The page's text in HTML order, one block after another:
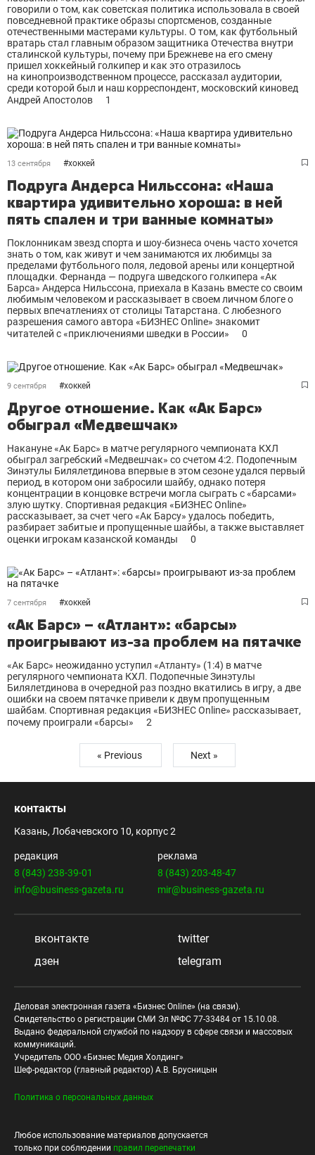
говорили о том, как советская политика использовала в своей
повседневной практике образы спортсменов, созданные
отечественными мастерами культуры. О том, как футбольный
вратарь стал главным образом защитника Отечества внутри
сталинской культуры, почему при Брежневе на его смену
пришел хоккейный голкипер и как это отразилось
на кинопроизводственном процессе, рассказал аудитории,
среди которой был и наш корреспондент, московский киновед
Андрей Апостолов
1
13 сентября #хоккей
Подруга Андерса Нильссона: «Наша
квартира удивительно хороша: в ней
пять спален и три ванные комнаты»
Поклонникам звезд спорта и шоу-бизнеса очень часто хочется
знать о том, как живут и чем занимаются их любимцы за
пределами футбольного поля, ледовой арены или концертной
площадки. Фернанда — подруга шведского голкипера «Ак
Барса» Андерса Нильссона, приехала в Казань вместе со своим
любимым человеком и рассказывает в своем личном блоге о
первых впечатлениях от столицы Татарстана. С любезного
разрешения самого автора «БИЗНЕС Online» знакомит
читателей с «приключениями шведки в России»
0
9 сентября #хоккей
Другое отношение. Как «Ак Барс»
обыграл «Медвешчак»
Накануне «Ак Барс» в матче регулярного чемпионата КХЛ
обыграл загребский «Медвешчак» со счетом 4:2. Подопечным
Зинэтулы Билялетдинова впервые в этом сезоне удался первый
период, в котором они забросили шайбу, однако потеря
концентрации в концовке встречи могла сыграть с «барсами»
злую шутку. Спортивная редакция «БИЗНЕС Online»
рассказывает, за счет чего «Ак Барсу» удалось победить,
разбирает забитые и пропущенные шайбы, а также выставляет
оценки игрокам казанской команды
0
7 сентября #хоккей
«Ак Барс» – «Атлант»: «барсы»
проигрывают из-за проблем на пятачке
«Ак Барс» неожиданно уступил «Атланту» (1:4) в матче
регулярного чемпионата КХЛ. Подопечные Зинэтулы
Билялетдинова в очередной раз поздно вкатились в игру, а две
ошибки на своем пятачке привели к двум пропущенным
шайбам. Спортивная редакция «БИЗНЕС Online» рассказывает,
почему проиграли «барсы»
2
« Previous Next »
контакты
Казань, Лобачевского 10, корпус 2
редакция
8 (843) 238-39-01
info@business-gazeta.ru
реклама
8 (843) 203-48-47
mir@business-gazeta.ru
вконтакте
twitter
дзен
telegram
Деловая электронная газета «Бизнес Online» (на связи).
Свидетельство о регистрации СМИ Эл №ФС 77-33484 от 15.10.08.
Выдано федеральной службой по надзору в сфере связи и массовых
коммуникаций.
Учредитель ООО «Бизнес Медия Холдинг»
Шеф-редактор (главный редактор) А.В. Брусницын
Политика о персональных данных
Любое использование материалов допускается
только при соблюдении правил перепечатки